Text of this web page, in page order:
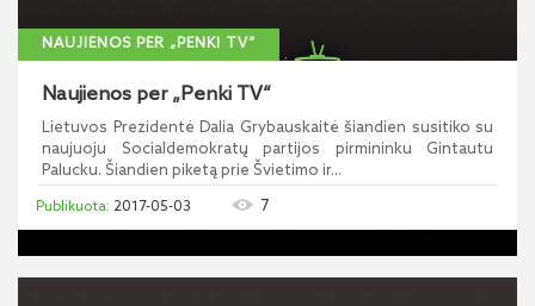
NAUJIENOS PER „PENKI TV“
Naujienos per „Penki TV“
Lietuvos Prezidentė Dalia Grybauskaitė šiandien susitiko su
naujuoju Socialdemokratų partijos pirmininku Gintautu
Palucku. Šiandien piketą prie Švietimo ir...
2017-05-03 7